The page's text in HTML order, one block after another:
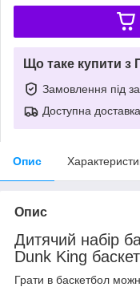
Що таке купити з
Замовлення під
Доступна доставка
Опис
Опис
Дитячий набір
Dunk King
Грати в баскетбол